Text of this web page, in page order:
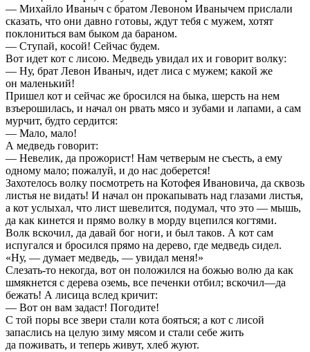
— Михайло Иваныч с братом Левоном Иванычем прислали
сказать, что они давно готовы, ждут тебя с мужем, хотят
поклониться вам быком да бараном.
— Ступай, косой! Сейчас будем.
Вот идет кот с лисою. Медведь увидал их и говорит волку:
— Ну, брат Левон Иваныч, идет лиса с мужем; какой же
он маленький!
Пришел кот и сейчас же бросился на быка, шерсть на нем
взъерошилась, и начал он рвать мясо и зубами и лапами, а сам
мурчит, будто сердится:
— Мало, мало!
А медведь говорит:
— Невелик, да прожорист! Нам четверым не съесть, а ему
одному мало; пожалуй, и до нас доберется!
Захотелось волку посмотреть на Котофея Ивановича, да сквозь
листья не видать! И начал он прокапывать над глазами листья,
а кот услыхал, что лист шевелится, подумал, что это — мышь,
да как кинется и прямо волку в морду вцепился когтями.
Волк вскочил, да давай бог ноги, и был таков. А кот сам
испугался и бросился прямо на дерево, где медведь сидел.
«Ну, — думает медведь, — увидал меня!»
Слезать-то некогда, вот он положился на божью волю да как
шмякнется с дерева оземь, все печенки отбил; вскочил—да
бежать! А лисица вслед кричит:
— Вот он вам задаст! Погодите!
С той поры все звери стали кота бояться; а кот с лисой
запаслись на целую зиму мясом и стали себе жить
да поживать, и теперь живут, хлеб жуют.